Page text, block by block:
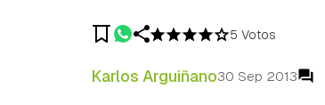
5 Votos
Karlos Arguiñano30 Sep 2013